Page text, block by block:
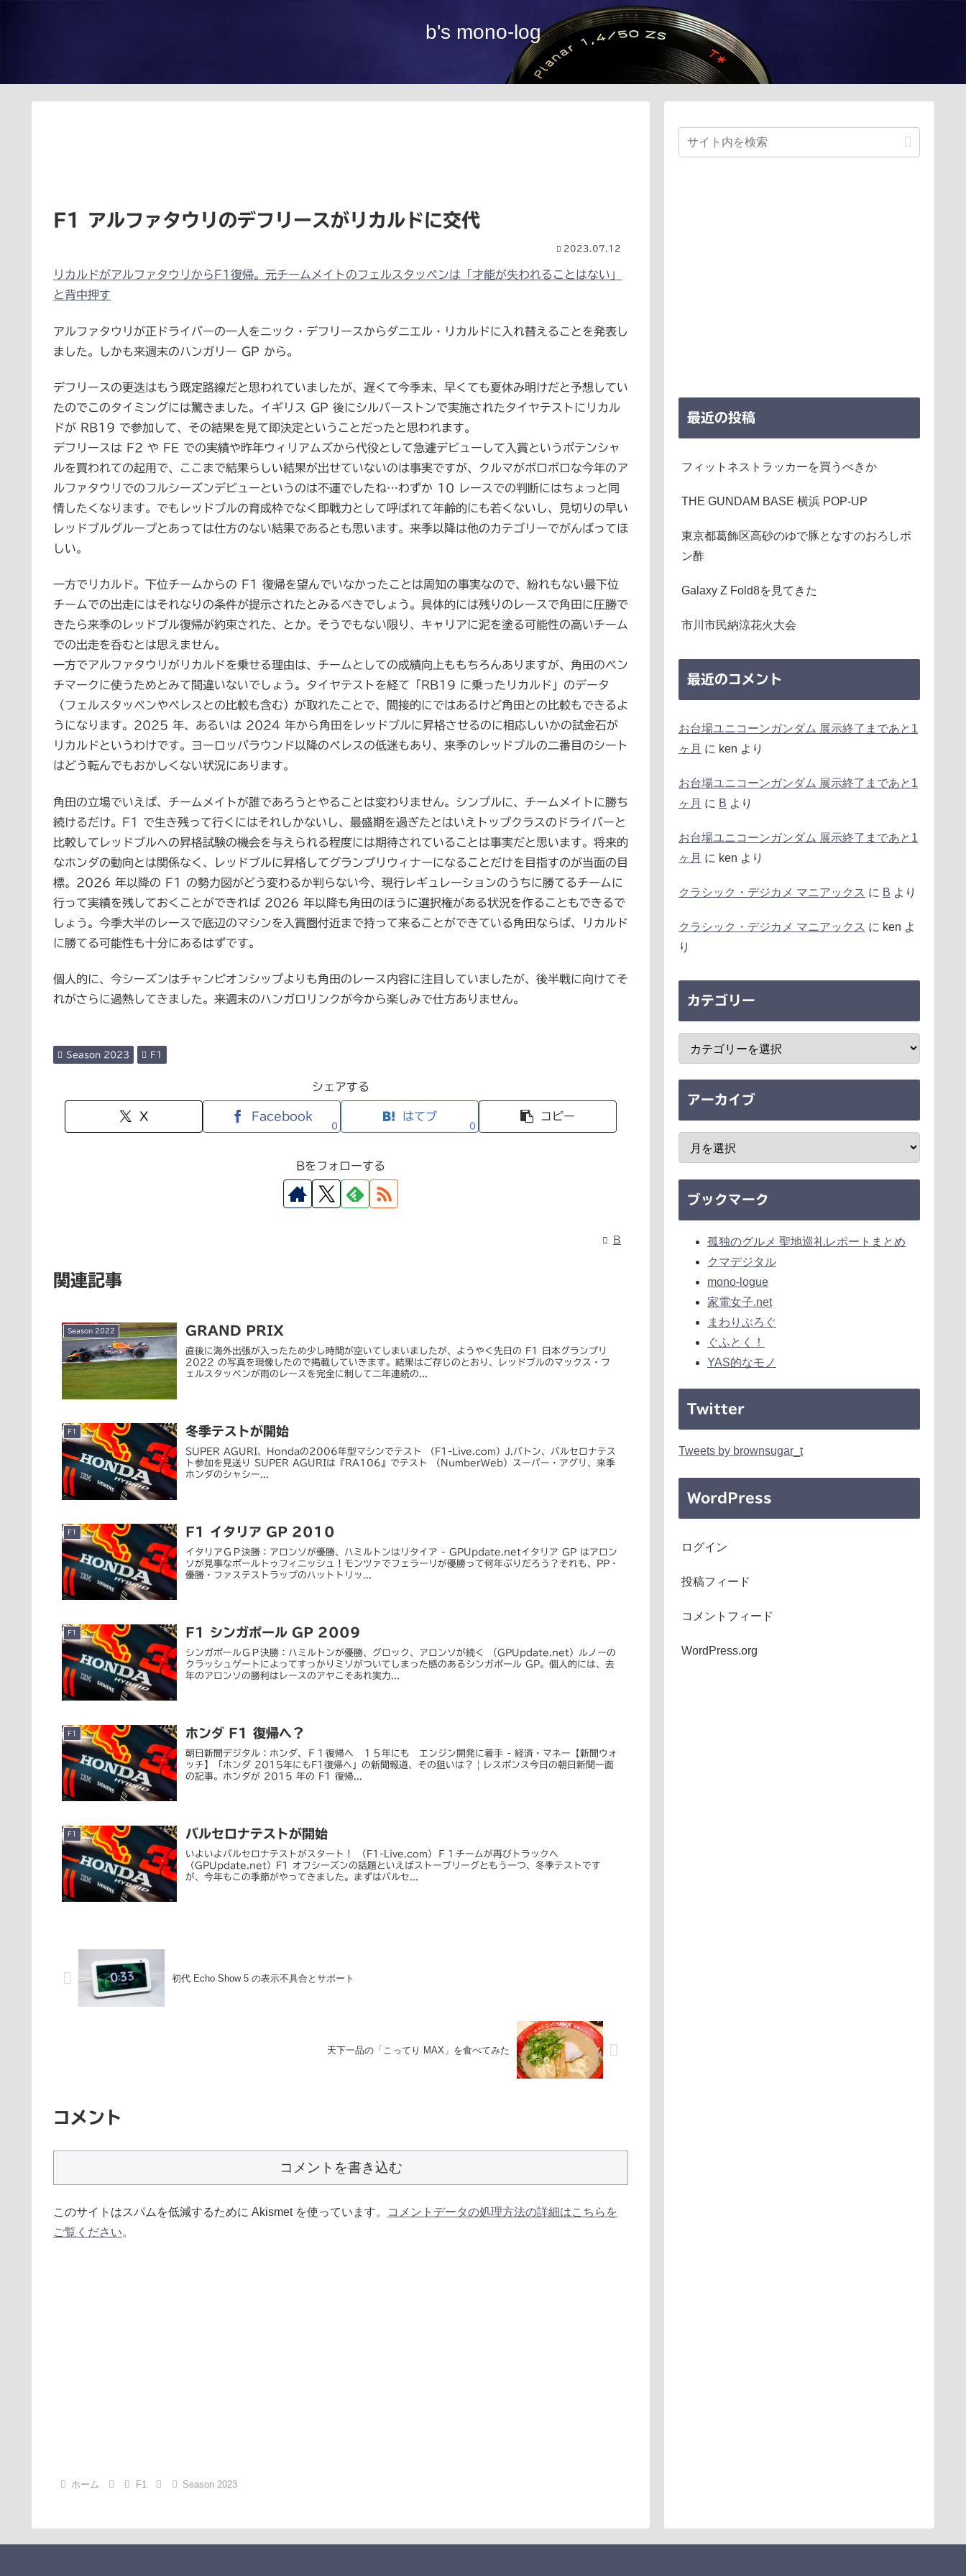
b's mono-log
F1 アルファタウリのデフリースがリカルドに交代
2023.07.12
リカルドがアルファタウリからF1復帰。元チームメイトのフェルスタッペンは「才能が失われることはない」
と背中押す
アルファタウリが正ドライバーの一人をニック・デフリースからダニエル・リカルドに入れ替えることを発表し
ました。しかも来週末のハンガリー GP から。
デフリースの更迭はもう既定路線だと思われていましたが、遅くて今季末、早くても夏休み明けだと予想してい
たのでこのタイミングには驚きました。イギリス GP 後にシルバーストンで実施されたタイヤテストにリカル
ドが RB19 で参加して、その結果を見て即決定ということだったと思われます。
デフリースは F2 や FE での実績や昨年ウィリアムズから代役として急遽デビューして入賞というポテンシャ
ルを買われての起用で、ここまで結果らしい結果が出せていないのは事実ですが、クルマがボロボロな今年のア
ルファタウリでのフルシーズンデビューというのは不運でしたね…わずか 10 レースでの判断にはちょっと同
情したくなります。でもレッドブルの育成枠でなく即戦力として呼ばれて年齢的にも若くないし、見切りの早い
レッドブルグループとあっては仕方のない結果であるとも思います。来季以降は他のカテゴリーでがんばってほ
しい。
一方でリカルド。下位チームからの F1 復帰を望んでいなかったことは周知の事実なので、紛れもない最下位
チームでの出走にはそれなりの条件が提示されたとみるべきでしょう。具体的には残りのレースで角田に圧勝で
きたら来季のレッドブル復帰が約束された、とか。そうでもない限り、キャリアに泥を塗る可能性の高いチーム
での出走を呑むとは思えません。
一方でアルファタウリがリカルドを乗せる理由は、チームとしての成績向上ももちろんありますが、角田のベン
チマークに使うためとみて間違いないでしょう。タイヤテストを経て「RB19 に乗ったリカルド」のデータ
（フェルスタッペンやペレスとの比較も含む）が取れたことで、間接的にではあるけど角田との比較もできるよ
うになります。2025 年、あるいは 2024 年から角田をレッドブルに昇格させるのに相応しいかの試金石が
リカルドというわけです。ヨーロッパラウンド以降のペレスの低迷もあり、来季のレッドブルの二番目のシート
はどう転んでもおかしくない状況にあります。
角田の立場でいえば、チームメイトが誰であろうとやることは変わりません。シンプルに、チームメイトに勝ち
続けるだけ。F1 で生き残って行くにはそれしかないし、最盛期を過ぎたとはいえトップクラスのドライバーと
比較してレッドブルへの昇格試験の機会を与えられる程度には期待されていることは事実だと思います。将来的
なホンダの動向とは関係なく、レッドブルに昇格してグランプリウィナーになることだけを目指すのが当面の目
標。2026 年以降の F1 の勢力図がどう変わるか判らない今、現行レギュレーションのうちに勝てるチームに
行って実績を残しておくことができれば 2026 年以降も角田のほうに選択権がある状況を作ることもできるで
しょう。今季大半のレースで底辺のマシンを入賞圏付近まで持って来ることができている角田ならば、リカルド
に勝てる可能性も十分にあるはずです。
個人的に、今シーズンはチャンピオンシップよりも角田のレース内容に注目していましたが、後半戦に向けてそ
れがさらに過熱してきました。来週末のハンガロリンクが今から楽しみで仕方ありません。
Season 2023 F1
シェアする
X Facebook
0
はてブ
0
コピー
Bをフォローする
B
関連記事
Season 2022 GRAND PRIX
直後に海外出張が入ったため少し時間が空いてしまいましたが、ようやく先日の F1 日本グランプリ
2022 の写真を現像したので掲載していきます。結果はご存じのとおり、レッドブルのマックス・フ
ェルスタッペンが雨のレースを完全に制して二年連続の...
F1 冬季テストが開始
SUPER AGURI、Hondaの2006年型マシンでテスト （F1-Live.com）J.バトン、バルセロナテス
ト参加を見送り SUPER AGURIは『RA106』でテスト （NumberWeb）スーパー・アグリ、来季
ホンダのシャシー...
F1 F1 イタリア GP 2010
イタリアＧＰ決勝：アロンソが優勝、ハミルトンはリタイア - GPUpdate.netイタリア GP はアロン
ソが見事なポールトゥフィニッシュ！モンツァでフェラーリが優勝って何年ぶりだろう？それも、PP・
優勝・ファステストラップのハットトリッ...
F1 F1 シンガポール GP 2009
シンガポールＧＰ決勝：ハミルトンが優勝、グロック、アロンソが続く （GPUpdate.net）ルノーの
クラッシュゲートによってすっかりミソがついてしまった感のあるシンガポール GP。個人的には、去
年のアロンソの勝利はレースのアヤこそあれ実力...
F1 ホンダ F1 復帰へ？
朝日新聞デジタル：ホンダ、Ｆ１復帰へ １５年にも エンジン開発に着手 - 経済・マネー【新聞ウォ
ッチ】「ホンダ 2015年にもF1復帰へ」の新聞報道、その狙いは？ | レスポンス今日の朝日新聞一面
の記事。ホンダが 2015 年の F1 復帰...
F1 バルセロナテストが開始
いよいよバルセロナテストがスタート！ （F1-Live.com）Ｆ１チームが再びトラックへ
（GPUpdate.net）F1 オフシーズンの話題といえばストーブリーグともう一つ、冬季テストです
が、今年もこの季節がやってきました。まずはバルセ...
初代 Echo Show 5 の表示不具合とサポート
天下一品の「こってり MAX」を食べてみた
コメント
コメントを書き込む
このサイトはスパムを低減するために Akismet を使っています。
コメントデータの処理方法の詳細はこちらを
ご覧ください。
ホーム F1 Season 2023
最近の投稿
フィットネストラッカーを買うべきか
THE GUNDAM BASE 横浜 POP-UP
東京都葛飾区高砂のゆで豚となすのおろしポ
ン酢
Galaxy Z Fold8を見てきた
市川市民納涼花火大会
最近のコメント
お台場ユニコーンガンダム 展示終了まであと1
ヶ月 に ken より
お台場ユニコーンガンダム 展示終了まであと1
ヶ月 に B より
お台場ユニコーンガンダム 展示終了まであと1
ヶ月 に ken より
クラシック・デジカメ マニアックス に B より
クラシック・デジカメ マニアックス に ken よ
り
カテゴリー
アーカイブ
ブックマーク
孤独のグルメ 聖地巡礼レポートまとめ
クマデジタル
mono-logue
家電女子.net
まわりぶろぐ
ぐふとく！
YAS的なモノ
Twitter
Tweets by brownsugar_t
WordPress
ログイン
投稿フィード
コメントフィード
WordPress.org